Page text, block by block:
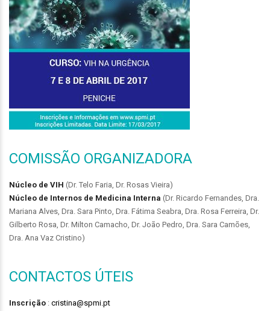
COMISSÃO ORGANIZADORA
Núcleo de VIH (Dr. Telo Faria, Dr. Rosas Vieira)
Núcleo de Internos de Medicina Interna (Dr. Ricardo Fernandes, Dra.
Mariana Alves, Dra. Sara Pinto, Dra. Fátima Seabra, Dra. Rosa Ferreira, Dr.
Gilberto Rosa, Dr. Milton Camacho, Dr. João Pedro, Dra. Sara Camões,
Dra. Ana Vaz Cristino)
CONTACTOS ÚTEIS
Inscrição : cristina@spmi.pt